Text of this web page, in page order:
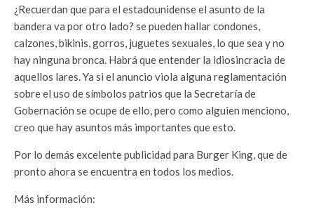
¿Recuerdan que para el estadounidense el asunto de la
bandera va por otro lado? se pueden hallar condones,
calzones, bikinis, gorros, juguetes sexuales, lo que sea y no
hay ninguna bronca. Habrá que entender la idiosincracia de
aquellos lares. Ya si el anuncio viola alguna reglamentación
sobre el uso de símbolos patrios que la Secretaría de
Gobernación se ocupe de ello, pero como alguien menciono,
creo que hay asuntos más importantes que esto.
Por lo demás excelente publicidad para Burger King, que de
pronto ahora se encuentra en todos los medios.
Más información: